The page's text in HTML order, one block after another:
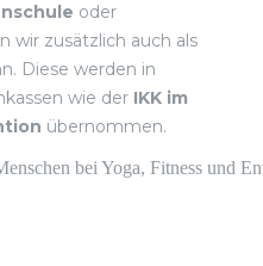
oder
wir zusätzlich auch als
Diese werden in
wie der IKK im
übernommen.